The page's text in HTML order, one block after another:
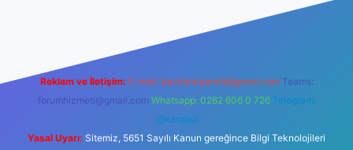
Reklam ve İletişim: E-mail: backlinkpaneli@gmail.com Teams:
forumhizmeti@gmail.com Whatsapp: 0262 606 0 726 Telegram:
@karabul
Yasal Uyarı: Sitemiz, 5651 Sayılı Kanun gereğince Bilgi Teknolojileri